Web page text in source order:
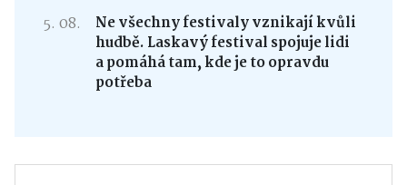
5. 08.
Ne všechny festivaly vznikají kvůli
hudbě. Laskavý festival spojuje lidi
a pomáhá tam, kde je to opravdu
potřeba